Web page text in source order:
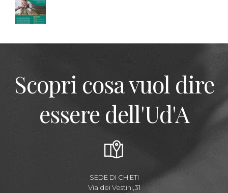
Scopri cosa vuol dire
essere dell'Ud'A
SEDE DI CHIETI
Via dei Vestini,31